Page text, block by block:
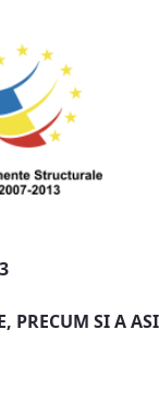
PRECUM SI A